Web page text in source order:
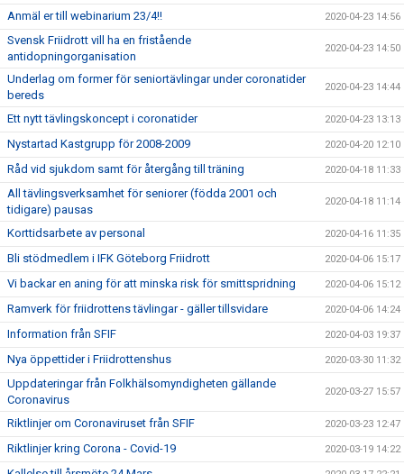
Anmäl er till webinarium 23/4!! 2020-04-23 14:56
Svensk Friidrott vill ha en fristående
antidopningorganisation
2020-04-23 14:50
Underlag om former för seniortävlingar under coronatider
bereds
2020-04-23 14:44
Ett nytt tävlingskoncept i coronatider 2020-04-23 13:13
Nystartad Kastgrupp för 2008-2009 2020-04-20 12:10
Råd vid sjukdom samt för återgång till träning 2020-04-18 11:33
All tävlingsverksamhet för seniorer (födda 2001 och
tidigare) pausas
2020-04-18 11:14
Korttidsarbete av personal 2020-04-16 11:35
Bli stödmedlem i IFK Göteborg Friidrott 2020-04-06 15:17
Vi backar en aning för att minska risk för smittspridning 2020-04-06 15:12
Ramverk för friidrottens tävlingar - gäller tillsvidare 2020-04-06 14:24
Information från SFIF 2020-04-03 19:37
Nya öppettider i Friidrottenshus 2020-03-30 11:32
Uppdateringar från Folkhälsomyndigheten gällande
Coronavirus
2020-03-27 15:57
Riktlinjer om Coronaviruset från SFIF 2020-03-23 12:47
Riktlinjer kring Corona - Covid-19 2020-03-19 14:22